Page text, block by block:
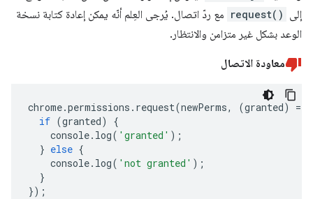
إلى request() مع ردّ اتصال. يُرجى العِلم أنّه يمكن إعادة كتابة نسخة
الوعد بشكل غير متزامن والانتظار.
معاودة الاتصال
chrome.permissions . request(newPerms, (granted) =>
if (granted)
{
console. log( 'granted' );
} else {
console. log( 'not granted' );
}
});